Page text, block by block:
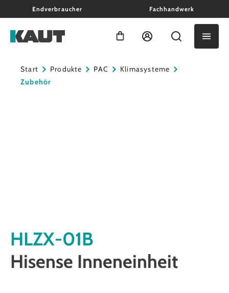
springenEndverbraucher Fachhandwerk
Warenkorb enthält 0
Start Produkte PAC
Klimasysteme
Zubehör
HLZX-01B
Hisense Inneneinheit